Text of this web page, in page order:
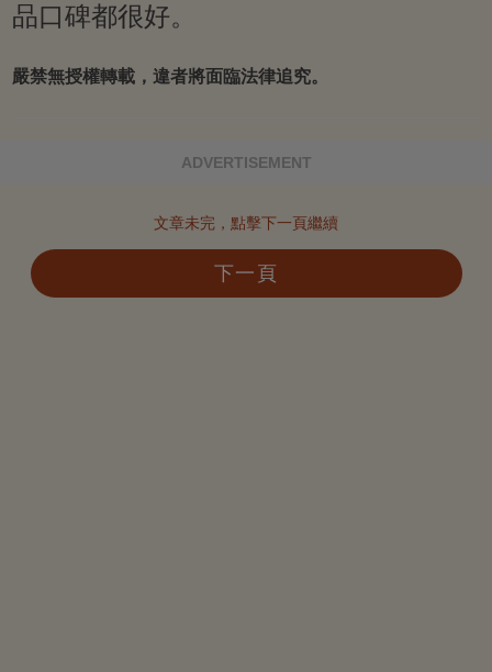
品口碑都很好。
嚴禁無授權轉載，違者將面臨法律追究。
ADVERTISEMENT
文章未完，點擊下一頁繼續
下一頁